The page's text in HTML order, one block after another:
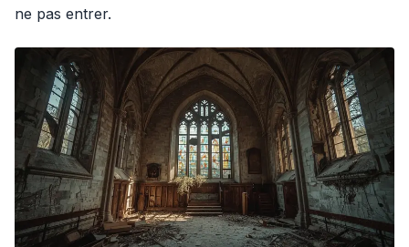
ne pas entrer.